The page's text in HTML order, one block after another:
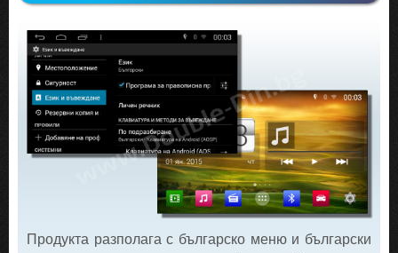
Продукта разполага с българско меню и български